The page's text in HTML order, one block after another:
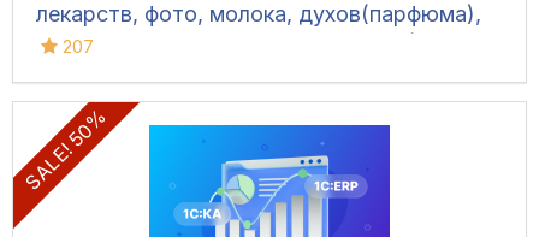
лекарств, фото, молока, духов(парфюма),
питьевой воды, велосипедов и шин)
207
SALE! 50%